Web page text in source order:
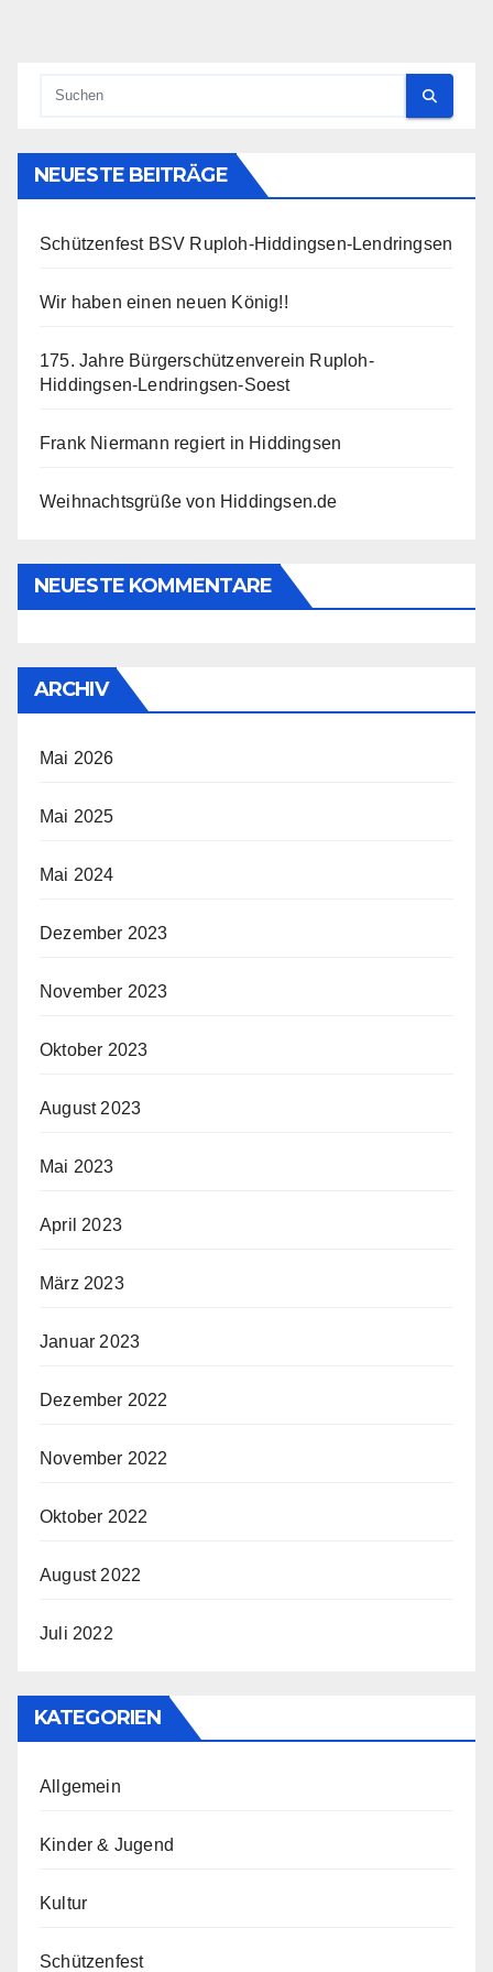
NEUESTE BEITRÄGE
Schützenfest BSV Ruploh-Hiddingsen-Lendringsen
Wir haben einen neuen König!!
175. Jahre Bürgerschützenverein Ruploh-
Hiddingsen-Lendringsen-Soest
Frank Niermann regiert in Hiddingsen
Weihnachtsgrüße von Hiddingsen.de
NEUESTE KOMMENTARE
ARCHIV
Mai 2026
Mai 2025
Mai 2024
Dezember 2023
November 2023
Oktober 2023
August 2023
Mai 2023
April 2023
März 2023
Januar 2023
Dezember 2022
November 2022
Oktober 2022
August 2022
Juli 2022
KATEGORIEN
Allgemein
Kinder & Jugend
Kultur
Schützenfest